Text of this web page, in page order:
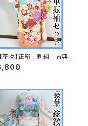
花々】正絹 刺繍 古典
セット s703